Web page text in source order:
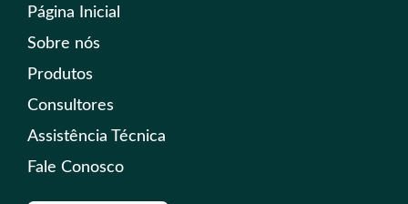
Página Inicial
Sobre nós
Produtos
Consultores
Assistência Técnica
Fale Conosco